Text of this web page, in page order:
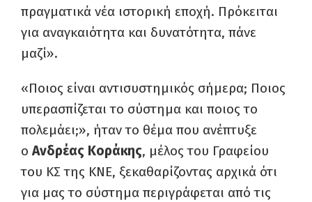
πραγματικά νέα ιστορική εποχή. Πρόκειται
για αναγκαιότητα και δυνατότητα, πάνε
μαζί».
«Ποιος είναι αντισυστημικός σήμερα; Ποιος
υπερασπίζεται το σύστημα και ποιος το
πολεμάει;», ήταν το θέμα που ανέπτυξε
ο Ανδρέας Κοράκης, μέλος του Γραφείου
του ΚΣ της ΚΝΕ, ξεκαθαρίζοντας αρχικά ότι
για μας το σύστημα περιγράφεται από τις